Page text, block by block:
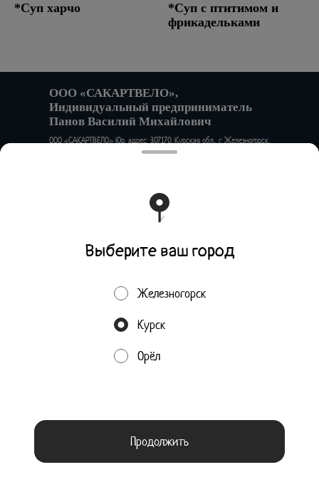
файлов cookie вашего браузера и использование аналитических сервисов согласно
нашей
ОК
*Суп харчо
*Суп с птитимом и
фрикадельками
ООО «САКАРТВЕЛО»,
Индивидуальный предприниматель
Панов Василий Михайлович
ООО «САКАРТВЕЛО» Юр. адрес: 307170, Курская обл., г. Железногорск,
ул. Алексеевский проезд, д.1А Факт. адрес: 302001, Орловская обл.,
Работает на эффективном ядреFoodpicásso
Политика конфиденциальности
Акции, скидки, кэшбэк − в нашем приложении!
Выберите ваш город
Железногорск
Курск
Орёл